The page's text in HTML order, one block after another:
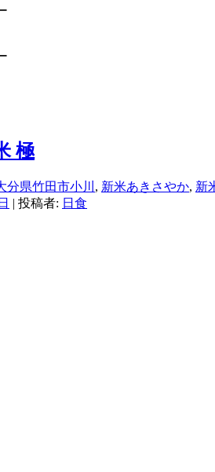
分県竹田市小川 , 新米あきさやか, 新
| 投稿者: 日食